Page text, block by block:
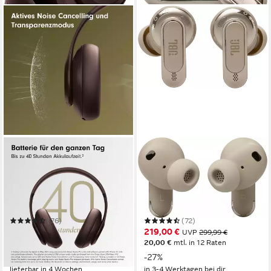
BEATS BY DR. DRE
Kopfhörer
Bluetooth
Verbindung
40 Std.
max. Laufzeit
ohrumschließend
(76)
280,14 € UVP399,95 €
mtl. in 24 Raten
-30%
lieferbar in 4 Wochen
JBL
TOUR PRO 3 TWS wireless
In-Ear-Kopfhörer
Bluetooth, WLAN
Verbindung
44 Std.
0,08 kg
Gewicht
(72)
219,00 € UVP 299,99 €
20,00 € mtl. in 12 Raten
-27%
in 3-4 Werktagen bei dir